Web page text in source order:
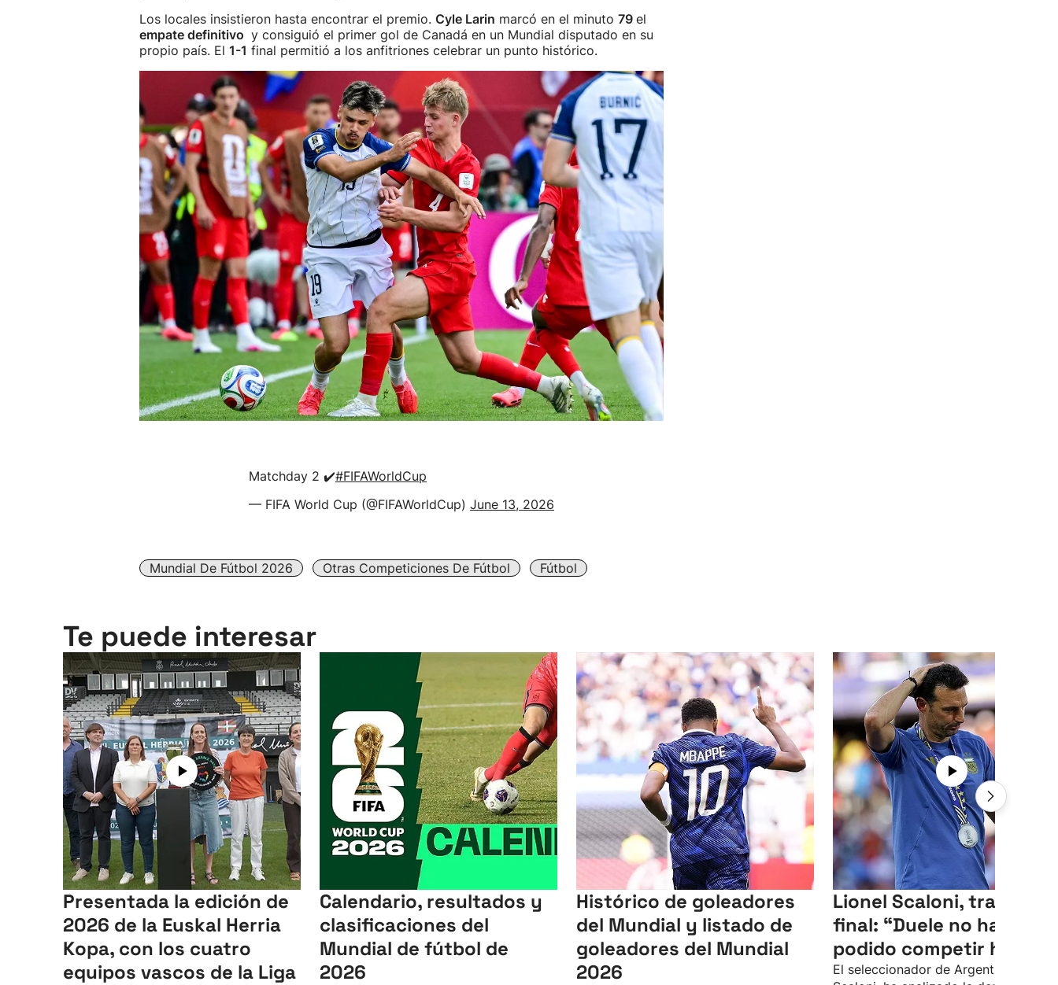
Los locales insistieron hasta encontrar el premio. Cyle Larin marcó en el minuto 79 el
empate definitivo y consiguió el primer gol de Canadá en un Mundial disputado en su
propio país. El 1-1 final permitió a los anfitriones celebrar un punto histórico.
Matchday 2 ✔️#FIFAWorldCup
— FIFA World Cup (@FIFAWorldCup) June 13, 2026
Mundial De Fútbol 2026 Otras Competiciones De Fútbol Fútbol
Te puede interesar
Presentada la edición de
2026 de la Euskal Herria
Kopa, con los cuatro
equipos vascos de la Liga
Calendario, resultados y
clasificaciones del
Mundial de fútbol de
2026
Histórico de goleadores
del Mundial y listado de
goleadores del Mundial
2026
Lionel Scaloni, tras la
final: “Duele no haber
podido competir hoy”
El seleccionador de Argentina, Lionel